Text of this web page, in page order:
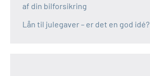
af din bilforsikring
Lån til julegaver – er det en god idé?